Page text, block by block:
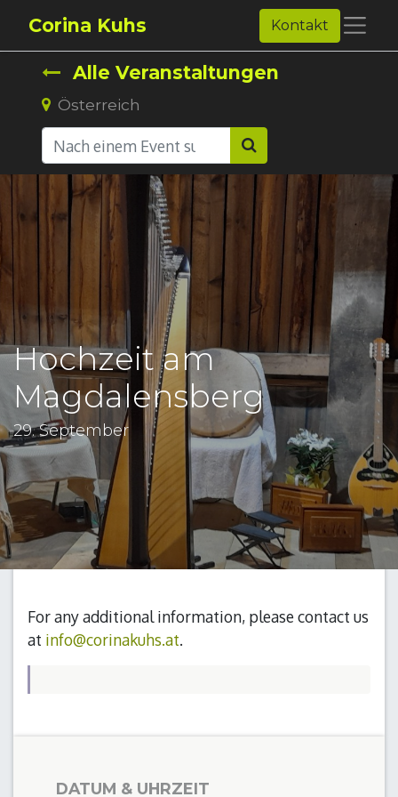
Corina Kuhs Kontakt
Alle Veranstaltungen
Österreich
Hochzeit am
Magdalensberg
29. September
For any additional information, please contact us
at info@corinakuhs.at.
DATUM & UHRZEIT